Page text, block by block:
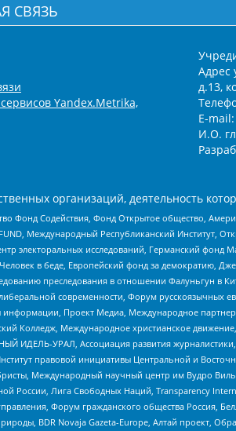
СВЯЗЬ
Yandex.Metrika,
Адрес
д.13,
E-
И.О.
организаций, деятельность
Фонд Содействия, Фонд Открытое общество,
Международный Республиканский Институт,
электоральных исследований, Германский
в беде, Европейский фонд за демократию,
преследования в отношении Фалуньгун в
современности, Форум
Проект Медиа, Международное
Колледж, Международное христианское
ИДЕЛЬ-УРАЛ, Ассоциация развития
правовой инициативы Центральной и
Международный научный центр им Вудро
России, Лига Свободных Наций, Transparеncy
Форум гражданского общества
BDR Novaja Gazeta-Europe, Алтай проект,